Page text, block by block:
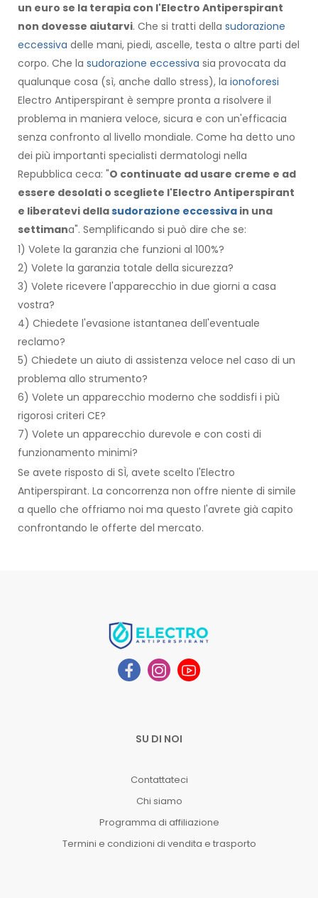
un euro se la terapia con l'Electro Antiperspirant
non dovesse aiutarvi. Che si tratti della sudorazione
eccessiva delle mani, piedi, ascelle, testa o altre parti del
corpo. Che la sudorazione eccessiva sia provocata da
qualunque cosa (sì, anche dallo stress), la ionoforesi
Electro Antiperspirant è sempre pronta a risolvere il
problema in maniera veloce, sicura e con un'efficacia
senza confronto al livello mondiale. Come ha detto uno
dei più importanti specialisti dermatologi nella
Repubblica ceca: "O continuate ad usare creme e ad
essere desolati o scegliete l'Electro Antiperspirant
e liberatevi dellasudorazione eccessiva in una
settimana". Semplificando si può dire che se:
1) Volete la garanzia che funzioni al 100%?
2) Volete la garanzia totale della sicurezza?
3) Volete ricevere l'apparecchio in due giorni a casa
vostra?
4) Chiedete l'evasione istantanea dell'eventuale
reclamo?
5) Chiedete un aiuto di assistenza veloce nel caso di un
problema allo strumento?
6) Volete un apparecchio moderno che soddisfi i più
rigorosi criteri CE?
7) Volete un apparecchio durevole e con costi di
funzionamento minimi?
Se avete risposto di SÌ, avete scelto l'Electro
Antiperspirant. La concorrenza non offre niente di simile
a quello che offriamo noi ma questo l'avrete già capito
confrontando le offerte del mercato.
SU DI NOI
Contattateci
Chi siamo
Programma di affiliazione
Termini e condizioni di vendita e trasporto